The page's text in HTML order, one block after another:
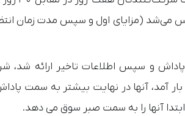
معکوس می‌شد (مزایای اول و سپس مدت زمان
و سپس اطلاعات تاخیر ارائه شد،
بار آمد، آنها در نهایت بیشتر به سمت
آنها را به سمت صبر سوق می دهد.